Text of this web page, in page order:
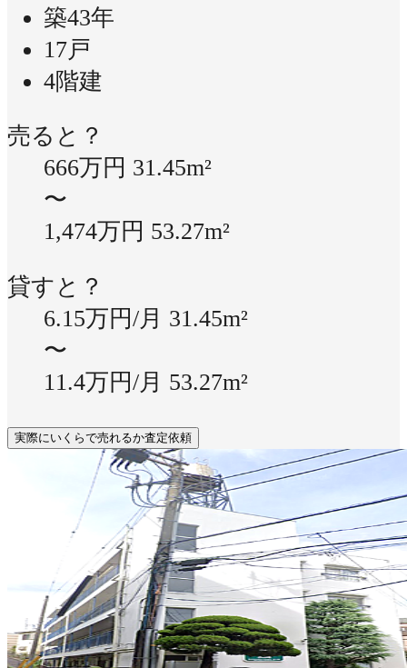
築43年
17戸
4階建
売ると？
666万円 31.45m²
〜
1,474万円 53.27m²
貸すと？
6.15万円/月 31.45m²
〜
11.4万円/月 53.27m²
実際にいくらで売れるか査定依頼